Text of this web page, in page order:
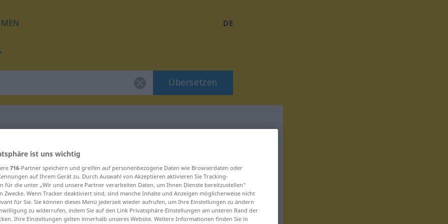
DE
Übersetzen
"doyulmaz"
ist uns wichtig
716-Partner speichern und greifen auf personenbezogene Daten wie Browserdaten oder
auf Ihrem Gerät zu. Durch Auswahl von Akzeptieren aktivieren Sie Tracking-
für die unter „Wir und unsere Partner verarbeiten Daten, um Ihnen Dienste bereitzustellen“
Zwecke. Wenn Tracker deaktiviert sind, sind manche Inhalte und Anzeigen möglicherweise nicht
für Sie. Sie können dieses Menü jederzeit wieder aufrufen, um Ihre Einstellungen zu ändern
zu widerrufen, indem Sie auf den Link Privatsphäre-Einstellungen am unteren Rand der
Ihre Einstellungen gelten innerhalb unseres Website. Weitere Informationen finden Sie in